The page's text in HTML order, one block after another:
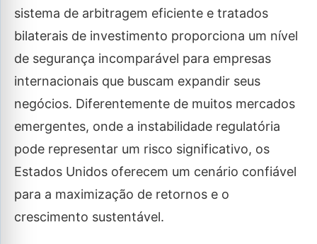
sistema de arbitragem eficiente e tratados
bilaterais de investimento proporciona um nível
de segurança incomparável para empresas
internacionais que buscam expandir seus
negócios. Diferentemente de muitos mercados
emergentes, onde a instabilidade regulatória
pode representar um risco significativo, os
Estados Unidos oferecem um cenário confiável
para a maximização de retornos e o
crescimento sustentável.